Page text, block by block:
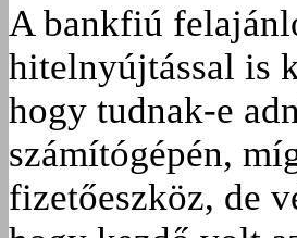
A bankfiú
hitelnyújtással is
hogy tudnak-e
számítógépén,
fizetőeszköz, de